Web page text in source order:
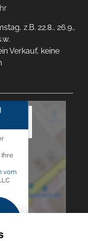
z.B. 22.8., 26.9.,
Verkauf, keine
Haan
Ihre
vom